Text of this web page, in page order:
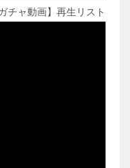
ャ動画】再生リスト